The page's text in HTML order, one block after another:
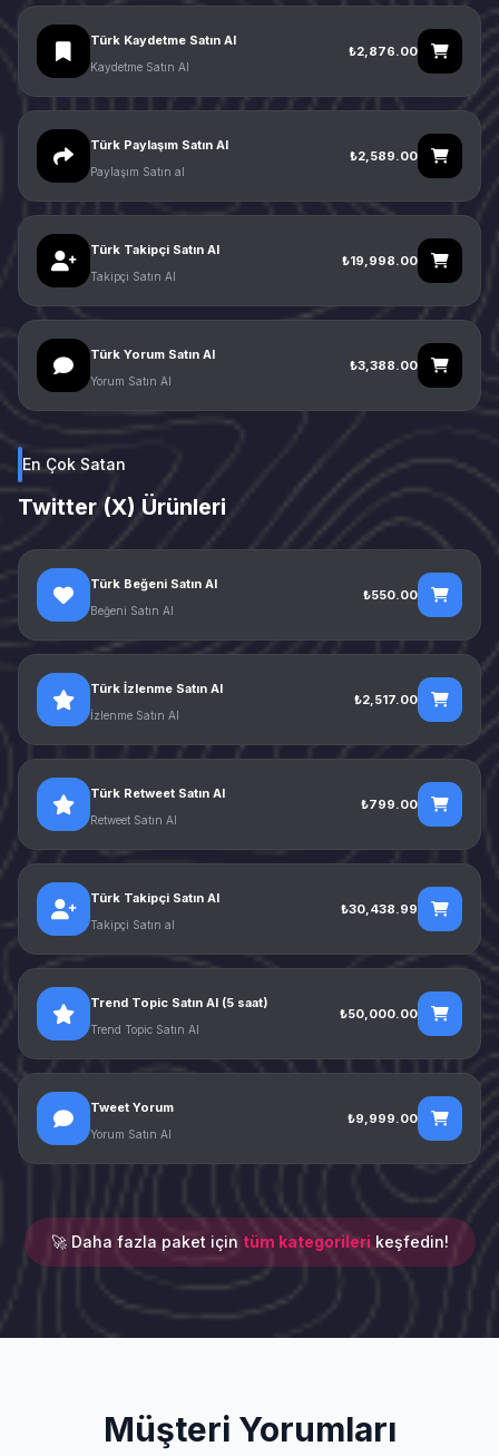
Türk Kaydetme Satın Al
Kaydetme Satın Al
₺2,876.00
Türk Paylaşım Satın Al
Paylaşım Satın al
₺2,589.00
Türk Takipçi Satın Al
Takipçi Satın Al
₺19,998.00
Türk Yorum Satın Al
Yorum Satın Al
₺3,388.00
En Çok Satan
Twitter (X) Ürünleri
Türk Beğeni Satın Al
Beğeni Satın Al
₺550.00
Türk İzlenme Satın Al
İzlenme Satın Al
₺2,517.00
Türk Retweet Satın Al
Retweet Satın Al
₺799.00
Türk Takipçi Satın Al
Takipçi Satın al
₺30,438.99
Trend Topic Satın Al (5 saat)
Trend Topic Satın Al
₺50,000.00
Tweet Yorum
Yorum Satın Al
₺9,999.00
🚀 Daha fazla paket için tüm kategorilerikeşfedin!
Müşteri Yorumları